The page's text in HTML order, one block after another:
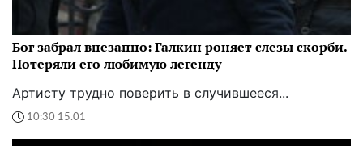
Бог забрал внезапно: Галкин роняет слезы скорби.
Потеряли его любимую легенду
Артисту трудно поверить в случившееся...
10:30 15.01